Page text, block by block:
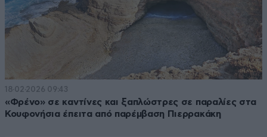
18·02·2026 09:43
«Φρένο» σε καντίνες και ξαπλώστρες σε παραλίες στα
Κουφονήσια έπειτα από παρέμβαση Πιερρακάκη